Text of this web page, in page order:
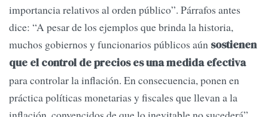
importancia relativos al orden público”. Párrafos antes
dice: “A pesar de los ejemplos que brinda la historia,
muchos gobiernos y funcionarios públicos aún sostienen
que el control de precios es una medida efectiva
para controlar la inflación. En consecuencia, ponen en
práctica políticas monetarias y fiscales que llevan a la